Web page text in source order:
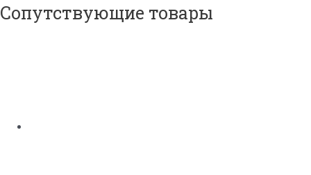
Сопутствующие товары